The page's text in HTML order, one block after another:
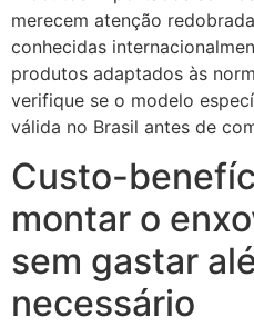
merecem atenção
conhecidas
produtos adaptados às
verifique se o modelo
válida no Brasil antes de
Custo-
montar o
sem gastar
necessário